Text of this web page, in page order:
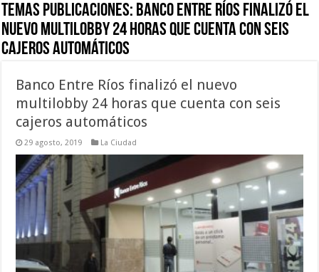
Temas Publicaciones: Banco Entre Ríos finalizó el
nuevo multilobby 24 horas que cuenta con seis
cajeros automáticos
Banco Entre Ríos finalizó el nuevo
multilobby 24 horas que cuenta con seis
cajeros automáticos
29 agosto, 2019 La Ciudad